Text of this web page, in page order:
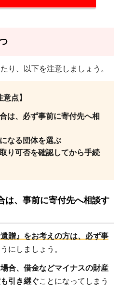
り、以下を注意しましょう。
意点】
は、必ず事前に寄付先へ相
なる団体を選ぶ
り可否を確認してから手続
は、事前に寄付先へ相談す
贈』をお考えの方は、必ず事
にしましょう。
合、借金などマイナスの財産
引き継ぐことになってしまう